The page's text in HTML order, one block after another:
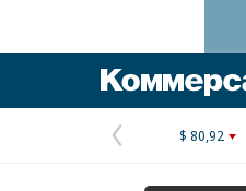
Предыдущая
страница
$ 80,92